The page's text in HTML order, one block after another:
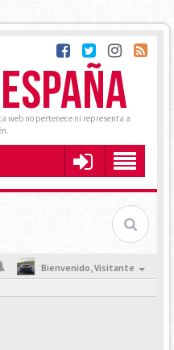
web no pertenece ni representa a
Bienvenido,Visitante